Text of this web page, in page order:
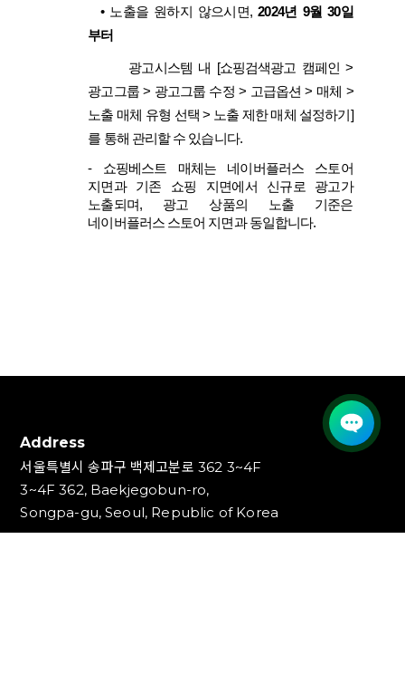
• 노출을 원하지 않으시면,2024년 9월 30일
부터
광고시스템 내 [쇼핑검색광고 캠페인 >
광고그룹 > 광고그룹 수정 > 고급옵션 > 매체 >
노출 매체 유형 선택 > 노출 제한 매체 설정하기]
를 통해 관리할 수 있습니다.
-
쇼핑베스트 매체는 네이버플러스 스토어
지면과 기존 쇼핑 지면에서 신규로 광고가
노출되며, 광고 상품의 노출 기준은
네이버플러스 스토어 지면과 동일합니다.
Address
서울특별시 송파구 백제고분로 362 3~4F
3~4F 362, Baekjegobun-ro,
Songpa-gu, Seoul, Republic of Korea